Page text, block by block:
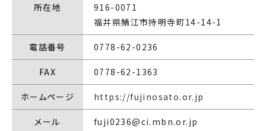
こどもの
特集記事
従業員応援企業 ふく育応援団への登録
（事業者様向け）
所在地
916-0071
福井県鯖江市持明寺町14-14-1
電話番号 0778-62-0236
FAX 0778-62-1363
ホームページ https://fujinosato.or.jp
メール fuji0236@ci.mbn.or.jp